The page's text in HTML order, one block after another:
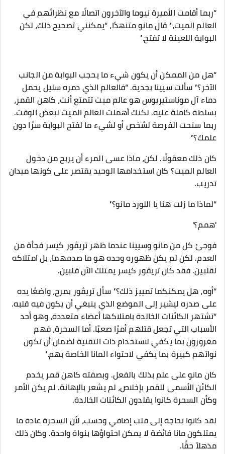
“ربما أقامت الأميرة نيوما والآخرون اتصالًا مع نظرائهم في
العالم الميت،” قال مانو متنهدًا، “يمكنني تصحيح ذلك، لكن
البوابة اللعينة لا تفتح.”
“هل من الممكن أن يكون شيء ما يحجب البوابة من الجانب
الآخر؟” سألت سيينا بجدية. “فالعالم الذي دمره سليل يحمل
دماء آل موناستيريوس هو عالم ميت تتمتع أنت، كاهن القمر،
بسلطة كاملة عليه. لكنك أهملت العالم الميت لبعض الوقت.
ربما سنحت الفرصة لشخص أو لشيء ما لفتح البوابة سرًا دون
علمك؟”
كان ذلك معقولًا. لكن، ماذا عسى المرء أن يربح من دخول
العالم الميت؟ كان استخدامها الوحيد يقتصر على كونها ميدان
تدريب.
“لماذا ما زلت هنا يا اللورد مانو؟”
'همم؟'
فوجئ كل من مانو وسيينا عندما ظهر تريڤور كيسر فجأة من
العدم. لكن لم يكن ظهوره وحده هو ما صدمهما، بل امتلاكه
لقلبين. فقد كان تريڤور كيسر يمتلك الآن قلبين.
“أوه، هل يمكنكما تمييز ذلك؟” سأل تريڤور بمرح، واضعًا يده
على صدره ليشير إلى الموضع الذي ينبغي أن يكون فيه قلبه.
“تشتهر الكائنات الخالدة بامتلاكها أعضاء متعددة، وهو أحد
الأسباب التي تجعل قتلهم أمرًا صعبًا. أما السحرة، فهم
مغرورون بما يكفي لاستخدام ذات التقنية لضمان أن تكون
نواتهم كبيرة بما يكفي لاحتواء المانا الخاصة بهم.”
كان مانو على علم بذلك بالفعل. وبصفته كاهن قمر يخدم
الكائن الأسمى للقمر بإخلاص، لم يشعر بالإهانة. لم يكن الأمر
وكأن السحرة كانوا يقلدون الكائنات الخالدة.
لقد كانوا بحاجة إلى قلب إضافي وحسب، لأن السحرة عادة ما
يمتلكون مانا فائضة لا يمكن احتواؤها بنواة واحدة. وكان ذلك
مذهلاً حقًا.